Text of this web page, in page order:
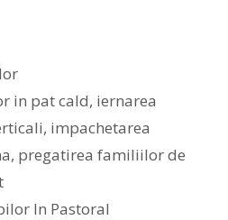
in pat cald, iernarea
, impachetarea
, pregatirea familiilor de
In Pastoral